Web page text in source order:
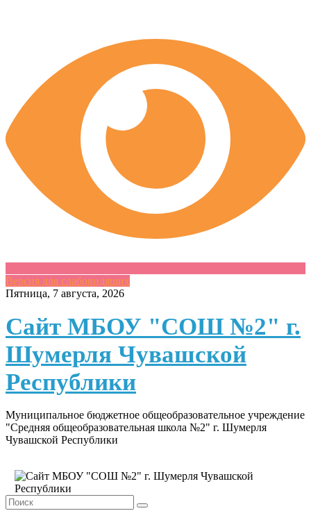
Версия для слабовидящих
Skip
content
Пятница, 7 августа, 2026
Сайт МБОУ "СОШ №2" г.
Шумерля Чувашской
Республики
Муниципальное бюджетное общеобразовательное учреждение
"Средняя общеобразовательная школа №2" г. Шумерля
Чувашской Республики